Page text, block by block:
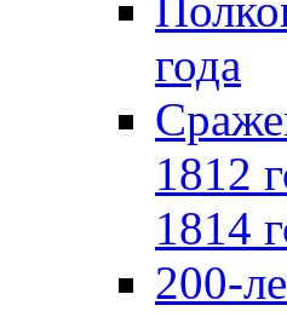
года
1812
1814
200-